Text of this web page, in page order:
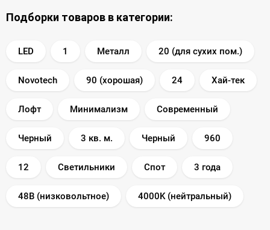
Подборки товаров в категории:
LED 1 Металл 20 (для сухих пом.)
Novotech 90 (хорошая) 24 Хай-тек
Лофт Минимализм Современный
Черный 3 кв. м. Черный 960
12 Светильники Спот 3 года
48В (низковольтное) 4000K (нейтральный)